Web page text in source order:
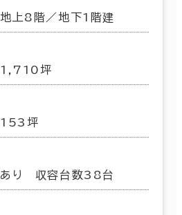
地上8階／地下1階建
1,710坪
153坪
あり 収容台数38台